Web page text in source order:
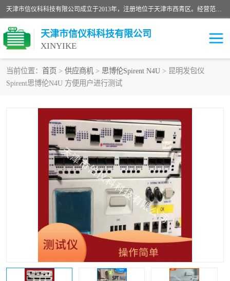
天津市信仪科科技有限公司成立于2013年，注册地位于天津市西青区。经营范围包括计算机软件、电子产品、仪器技术开发、技术转让、技术咨询、技术服务、网络工程、电子监控工程安装等；主要产品有：网络流量测试仪、Ixia XM2、XM12、XGS2、XGS12、400T、1600T、X16网络协议分析仪，Agilent N2X 等等各种型号，欢迎来电咨询。
天津市信仪科科技有限公司
XINYIKE
当前位置： 首页 > 供应商机 > 思博伦Spirent N4U > 昆明发包仪
Spirent思博伦N4U 方便用户进行测试
思博伦Spirent C50
思博伦Spirent N11U 思博伦Spirent SPT-2U
思博伦600B 思博伦SPT-2000A-HS
思博伦Spirent SPT-3U 思博伦TestCenter
发包仪IXIA XGS2 思博伦Spirent SPT-9000A